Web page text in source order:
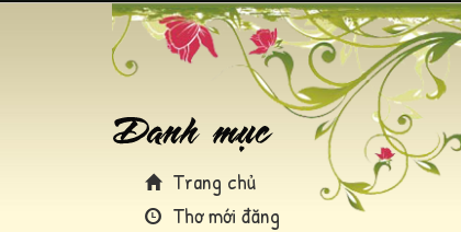
Trang chủ
Thơ mới đăng